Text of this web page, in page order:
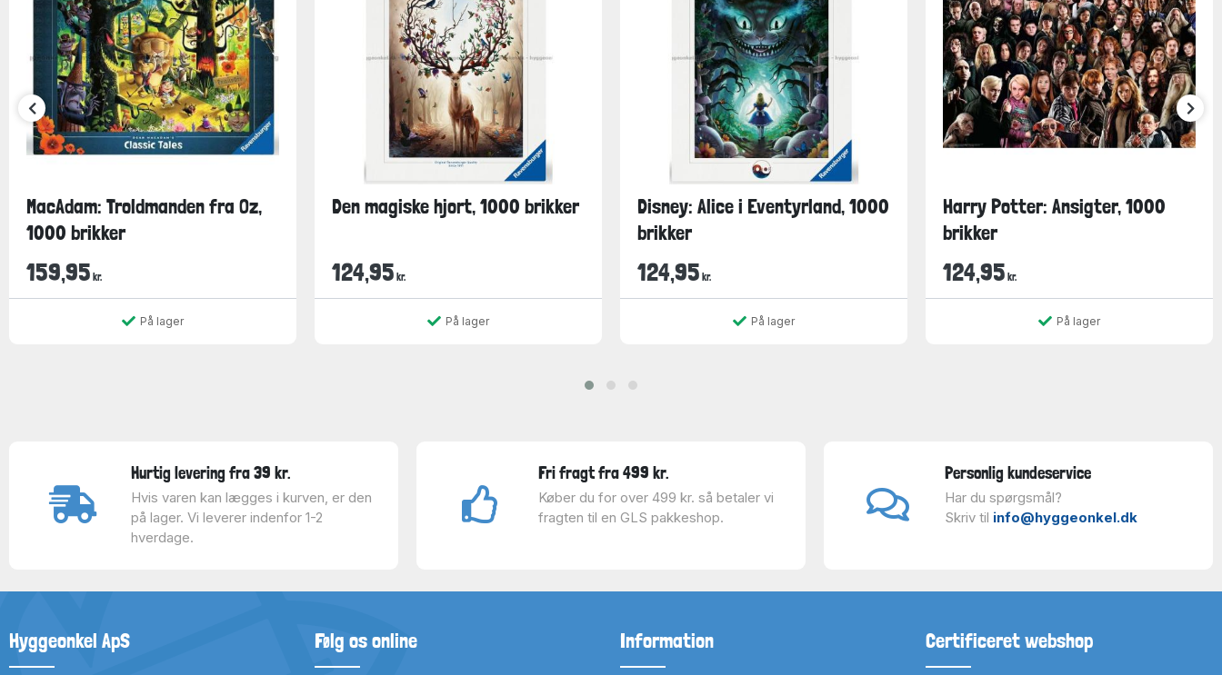
MacAdam: Troldmanden fra Oz,
1000 brikker
159,95 kr.
På lager
Den magiske hjort, 1000 brikker
124,95 kr.
På lager
Disney: Alice i Eventyrland, 1000
brikker
124,95 kr.
På lager
Harry Potter: Ansigter, 1000
brikker
124,95 kr.
På lager
Hurtig levering fra 39 kr.
Hvis varen kan lægges i kurven, er den
på lager. Vi leverer indenfor 1-2
hverdage.
Fri fragt fra 499 kr.
Køber du for over 499 kr. så betaler vi
fragten til en GLS pakkeshop.
Personlig kundeservice
Har du spørgsmål?
Skriv til info@hyggeonkel.dk
Hyggeonkel ApS Følg os online Information Certificeret webshop